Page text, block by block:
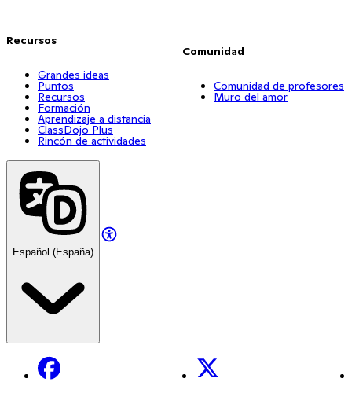
Recursos
Grandes ideas
Puntos
Recursos
Formación
Aprendizaje a distancia
ClassDojo Plus
Rincón de actividades
Comunidad
Comunidad de profesores
Muro del amor
Español (España)
Facebook X